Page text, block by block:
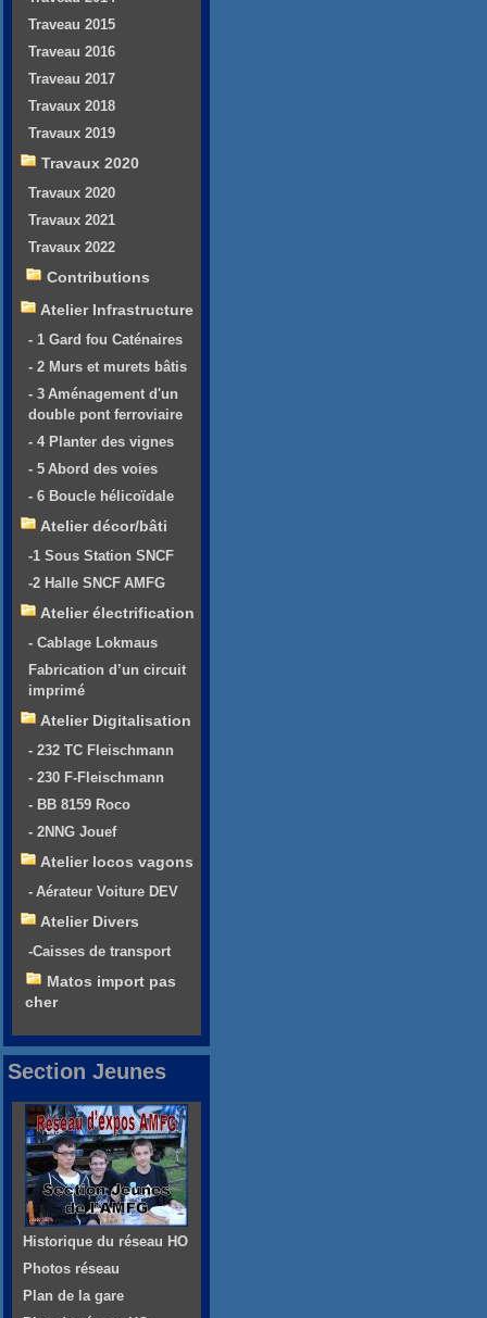
Traveau 2015
Traveau 2016
Traveau 2017
Travaux 2018
Travaux 2019
Travaux 2020
Travaux 2020
Travaux 2021
Travaux 2022
Contributions
Atelier Infrastructure
- 1 Gard fou Caténaires
- 2 Murs et murets bâtis
- 3 Aménagement d'un
double pont ferroviaire
- 4 Planter des vignes
- 5 Abord des voies
- 6 Boucle hélicoïdale
Atelier décor/bâti
-1 Sous Station SNCF
-2 Halle SNCF AMFG
Atelier électrification
- Cablage Lokmaus
Fabrication d’un circuit
imprimé
Atelier Digitalisation
- 232 TC Fleischmann
- 230 F-Fleischmann
- BB 8159 Roco
- 2NNG Jouef
Atelier locos vagons
- Aérateur Voiture DEV
Atelier Divers
-Caisses de transport
Matos import pas
cher
Section Jeunes
Historique du réseau HO
Photos réseau
Plan de la gare